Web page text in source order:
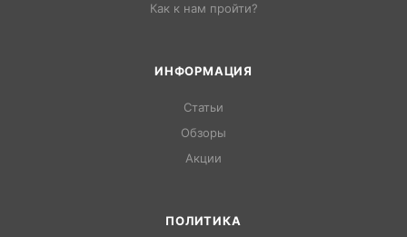
Как к нам пройти?
ИНФОРМАЦИЯ
Статьи
Обзоры
Акции
ПОЛИТИКА